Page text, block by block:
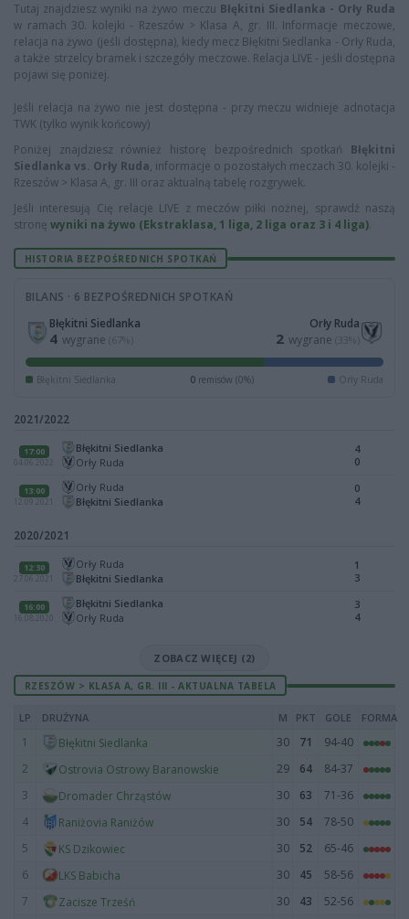
Tutaj znajdziesz wyniki na żywo meczu Błękitni Siedlanka - Orły Ruda
w ramach 30. kolejki - Rzeszów > Klasa A, gr. III. Informacje meczowe,
relacja na żywo (jeśli dostępna), kiedy mecz Błękitni Siedlanka - Orły Ruda,
a także strzelcy bramek i szczegóły meczowe. Relacja LIVE - jeśli dostępna
pojawi się poniżej.
Jeśli relacja na żywo nie jest dostępna - przy meczu widnieje adnotacja
TWK (tylko wynik końcowy)
Poniżej znajdziesz również historę bezpośrednich spotkań Błękitni
Siedlanka vs. Orły Ruda, informacje o pozostałych meczach 30. kolejki -
Rzeszów > Klasa A, gr. III oraz aktualną tabelę rozgrywek.
Jeśli interesują Cię relacje LIVE z meczów piłki nożnej, sprawdź naszą
stronę wyniki na żywo (Ekstraklasa, 1 liga, 2 liga oraz 3 i 4 liga).
HISTORIA BEZPOŚREDNICH SPOTKAŃ
BILANS · 6 BEZPOŚREDNICH SPOTKAŃ
Błękitni Siedlanka
4 wygrane (67%)
Orły Ruda
2 wygrane (33%)
Błękitni Siedlanka 0 remisów (0%) Orły Ruda
2021/2022
17:00
04.06.2022
Błękitni Siedlanka
Orły Ruda
4
0
13:00
12.09.2021
Orły Ruda
Błękitni Siedlanka
0
4
2020/2021
12:30
27.06.2021
Orły Ruda
Błękitni Siedlanka
1
3
16:00
16.08.2020
Błękitni Siedlanka
Orły Ruda
3
4
ZOBACZ WIĘCEJ (2)
RZESZÓW > KLASA A, GR. III - AKTUALNA TABELA
LP DRUŻYNA M PKT GOLE FORMA
1 Błękitni Siedlanka 30 71
94-40
2
Ostrovia Ostrowy Baranowskie 29 64
84-37
3
Dromader Chrząstów 30 63
71-36
4
Raniżovia Raniżów 30 54
78-50
5
KS Dzikowiec 30 52
65-46
6
LKS Babicha 30 45
58-56
7
Zacisze Trześń 30 43
52-56